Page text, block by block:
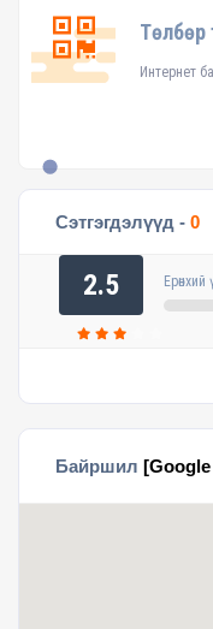
Төлбөр
Интернет
Сэтгэгдэлүүд - 0
2.5 Ерөнхий
Байршил